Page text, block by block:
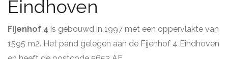
Eindhoven
Fijenhof 4 is gebouwd in 1997 met een oppervlakte van
1595 m2. Het pand gelegen aan de Fijenhof 4 Eindhoven